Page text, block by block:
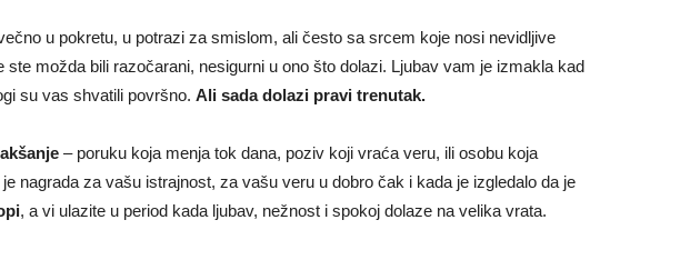
u pokretu, u potrazi za smislom, ali često sa srcem koje nosi nevidljive
ste možda bili razočarani, nesigurni u ono što dolazi. Ljubav vam je izmakla kad
su vas shvatili površno. Ali sada dolazi pravi trenutak.
– poruku koja menja tok dana, poziv koji vraća veru, ili osobu koja
nagrada za vašu istrajnost, za vašu veru u dobro čak i kada je izgledalo da je
, a vi ulazite u period kada ljubav, nežnost i spokoj dolaze na velika vrata.